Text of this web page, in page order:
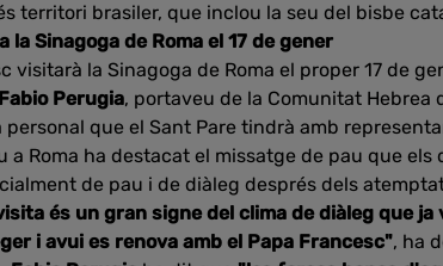
territori brasiler, que inclou la seu del bisbe
la Sinagoga de Roma el 17 de gener
visitarà la Sinagoga de Roma el proper 17 de
Fabio Perugia, portaveu de la Comunitat Hebrea
que el Sant Pare tindrà amb
a Roma ha destacat el missatge de pau que
de pau i de diàleg després dels
és un gran signe del clima de diàleg que
i avui es renova amb el Papa Francesc", ha